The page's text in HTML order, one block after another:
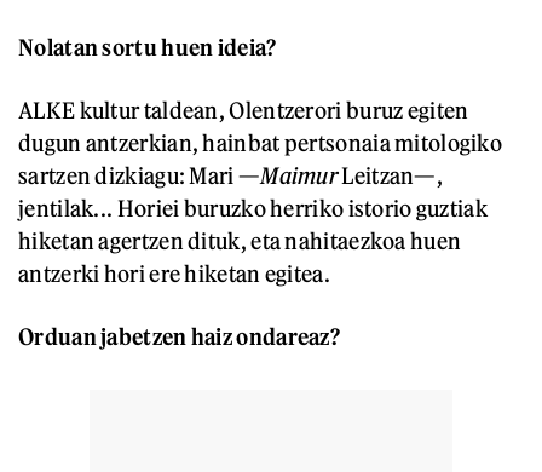
Nolatan sortu huen ideia?
ALKE kultur taldean, Olentzerori buruz egiten
dugun antzerkian, hainbat pertsonaia mitologiko
sartzen dizkiagu: Mari —MaimurLeitzan—,
jentilak... Horiei buruzko herriko istorio guztiak
hiketan agertzen dituk, eta nahitaezkoa huen
antzerki hori ere hiketan egitea.
Orduan jabetzen haiz ondareaz?